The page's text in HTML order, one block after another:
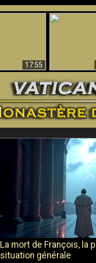
17:55
La mort de François, la
situation générale